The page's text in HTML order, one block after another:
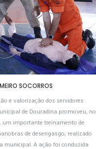
SOCORROS
e valorização dos servidores
de Douradina promoveu, no
um importante treinamento de
de desengasgo, realizado
municipal. A ação foi conduzida